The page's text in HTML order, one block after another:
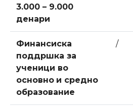
3.000 – 9.000
денари
Финансиска
поддршка за
ученици во
основно и средно
образование
/